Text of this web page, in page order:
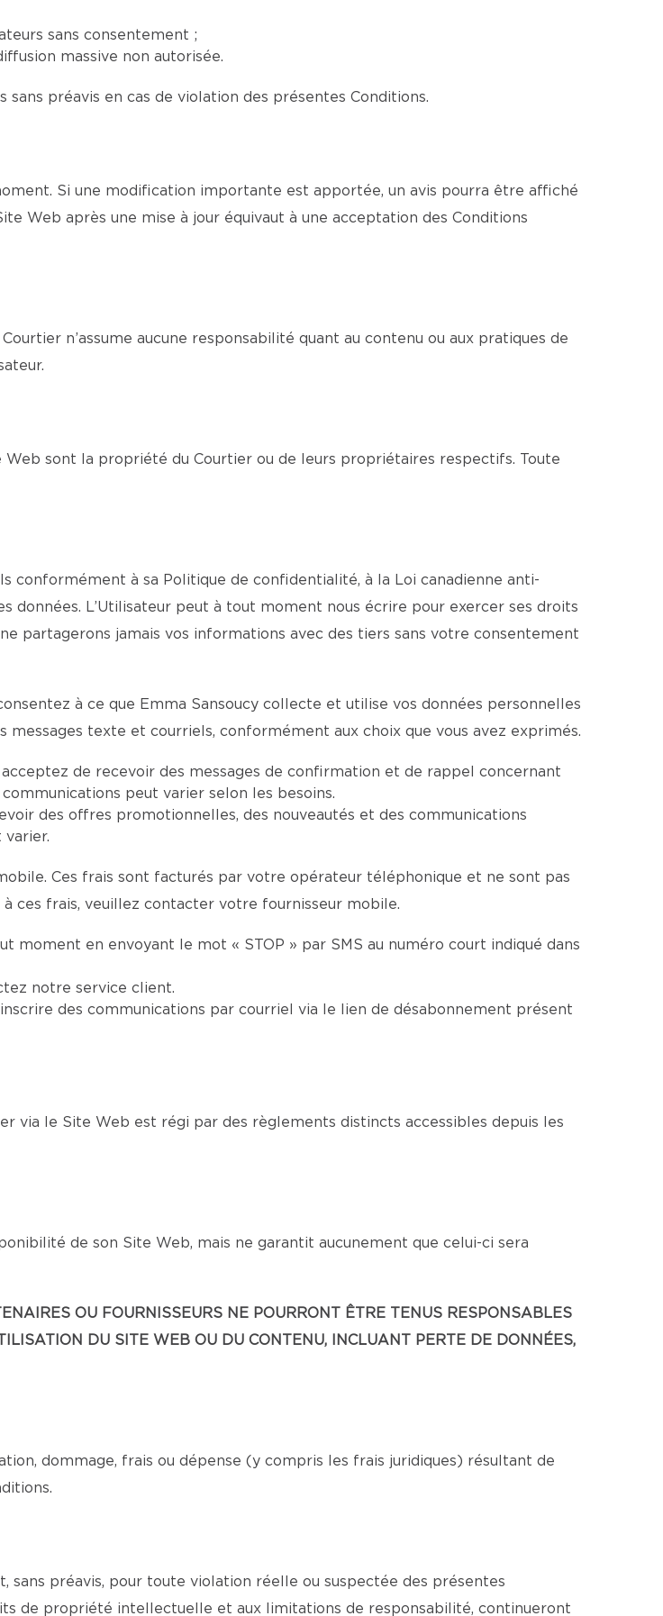
sans consentement ;
massive non autorisée.
sans préavis en cas de violation des présentes Conditions.
Si une modification importante est apportée, un avis pourra être affiché
Web après une mise à jour équivaut à une acceptation des Conditions
n’assume aucune responsabilité quant au contenu ou aux pratiques de
Web sont la propriété du Courtier ou de leurs propriétaires respectifs. Toute
conformément à sa Politique de confidentialité, à la Loi canadienne anti-
L’Utilisateur peut à tout moment nous écrire pour exercer ses droits
partagerons jamais vos informations avec des tiers sans votre consentement
à ce que Emma Sansoucy collecte et utilise vos données personnelles
texte et courriels, conformément aux choix que vous avez exprimés.
acceptez de recevoir des messages de confirmation et de rappel concernant
peut varier selon les besoins.
des offres promotionnelles, des nouveautés et des communications
varier.
Ces frais sont facturés par votre opérateur téléphonique et ne sont pas
ces frais, veuillez contacter votre fournisseur mobile.
moment en envoyant le mot « STOP » par SMS au numéro court indiqué dans
notre service client.
des communications par courriel via le lien de désabonnement présent
via le Site Web est régi par des règlements distincts accessibles depuis les
de son Site Web, mais ne garantit aucunement que celui-ci sera
OU FOURNISSEURS NE POURRONT ÊTRE TENUS RESPONSABLES
DU SITE WEB OU DU CONTENU, INCLUANT PERTE DE DONNÉES,
dommage, frais ou dépense (y compris les frais juridiques) résultant de
préavis, pour toute violation réelle ou suspectée des présentes
de propriété intellectuelle et aux limitations de responsabilité, continueront